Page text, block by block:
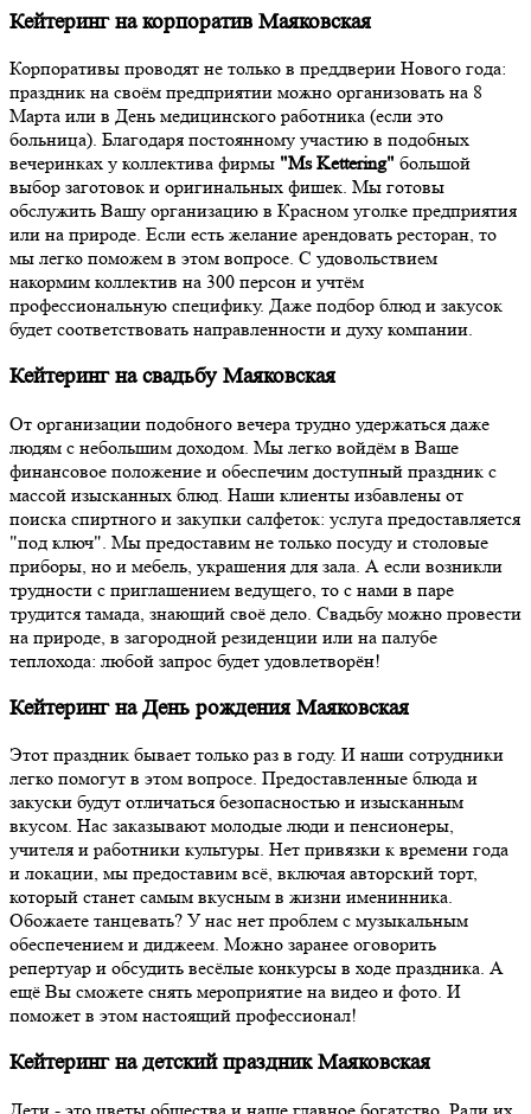
Кейтеринг на корпоратив Маяковская
Корпоративы проводят не только в преддверии Нового года:
праздник на своём предприятии можно организовать на 8
Марта или в День медицинского работника (если это
больница). Благодаря постоянному участию в подобных
вечеринках у коллектива фирмы "Ms Kettering" большой
выбор заготовок и оригинальных фишек. Мы готовы
обслужить Вашу организацию в Красном уголке предприятия
или на природе. Если есть желание арендовать ресторан, то
мы легко поможем в этом вопросе. С удовольствием
накормим коллектив на 300 персон и учтём
профессиональную специфику. Даже подбор блюд и закусок
будет соответствовать направленности и духу компании.
Кейтеринг на свадьбу Маяковская
От организации подобного вечера трудно удержаться даже
людям с небольшим доходом. Мы легко войдём в Ваше
финансовое положение и обеспечим доступный праздник с
массой изысканных блюд. Наши клиенты избавлены от
поиска спиртного и закупки салфеток: услуга предоставляется
"под ключ". Мы предоставим не только посуду и столовые
приборы, но и мебель, украшения для зала. А если возникли
трудности с приглашением ведущего, то с нами в паре
трудится тамада, знающий своё дело. Свадьбу можно провести
на природе, в загородной резиденции или на палубе
теплохода: любой запрос будет удовлетворён!
Кейтеринг на День рождения Маяковская
Этот праздник бывает только раз в году. И наши сотрудники
легко помогут в этом вопросе. Предоставленные блюда и
закуски будут отличаться безопасностью и изысканным
вкусом. Нас заказывают молодые люди и пенсионеры,
учителя и работники культуры. Нет привязки к времени года
и локации, мы предоставим всё, включая авторский торт,
который станет самым вкусным в жизни именинника.
Обожаете танцевать? У нас нет проблем с музыкальным
обеспечением и диджеем. Можно заранее оговорить
репертуар и обсудить весёлые конкурсы в ходе праздника. А
ещё Вы сможете снять мероприятие на видео и фото. И
поможет в этом настоящий профессионал!
Кейтеринг на детский праздник Маяковская